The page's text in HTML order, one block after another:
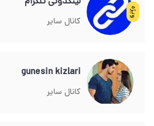
ویژه
کانال سایر
gunesin kizlari
کانال سایر